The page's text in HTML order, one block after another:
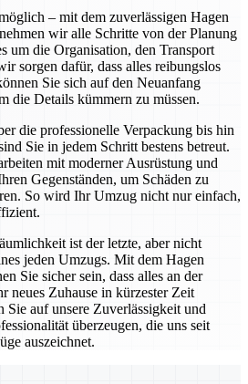
– mit dem zuverlässigen Hagen
wir alle Schritte von der Planung
um die Organisation, den Transport
sorgen dafür, dass alles reibungslos
Sie sich auf den Neuanfang
die Details kümmern zu müssen.
die professionelle Verpackung bis hin
Sie in jedem Schritt bestens betreut.
mit moderner Ausrüstung und
Gegenständen, um Schäden zu
So wird Ihr Umzug nicht nur einfach,
ist der letzte, aber nicht
jeden Umzugs. Mit dem Hagen
Sie sicher sein, dass alles an der
neues Zuhause in kürzester Zeit
auf unsere Zuverlässigkeit und
überzeugen, die uns seit
auszeichnet.